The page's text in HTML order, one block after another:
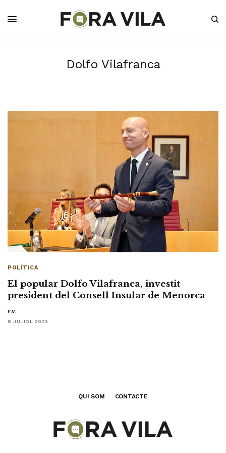
Dolfo Vilafranca
POLÍTICA
El popular Dolfo Vilafranca, investit
president del Consell Insular de Menorca
F.V.
8 JULIOL 2023
QUI SOM CONTACTE